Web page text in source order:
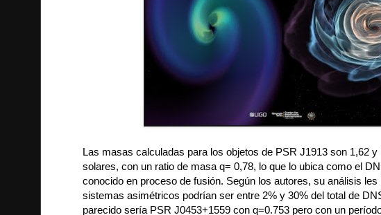
Las masas calculadas para los objetos de PSR J1913 son 1,62
solares, con un ratio de masa q= 0,78, lo que lo ubica como el
conocido en proceso de fusión. Según los autores, su análisis
sistemas asimétricos podrían ser entre 2% y 30% del total de
parecido sería PSR J0453+1559 con q=0.753 pero con un